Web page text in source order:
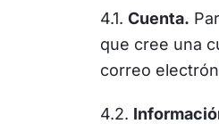
4.1. Cuenta.
que cree una
correo
4.2.